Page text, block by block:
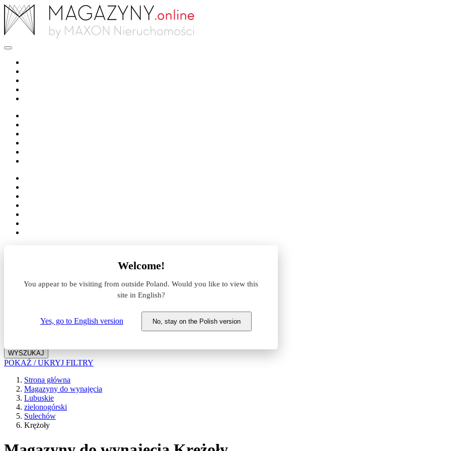
Welcome!
You appear to be visiting from outside Poland. Would you like to view this
site in English?
Yes, go to English version No, stay on the Polish version
Lokalizacja
Nazwa magazynu
WYSZUKAJ
POKAŻ / UKRYJ FILTRY
Strona główna
Magazyny do wynajęcia
Lubuskie
zielonogórski
Sulechów
Krężoły